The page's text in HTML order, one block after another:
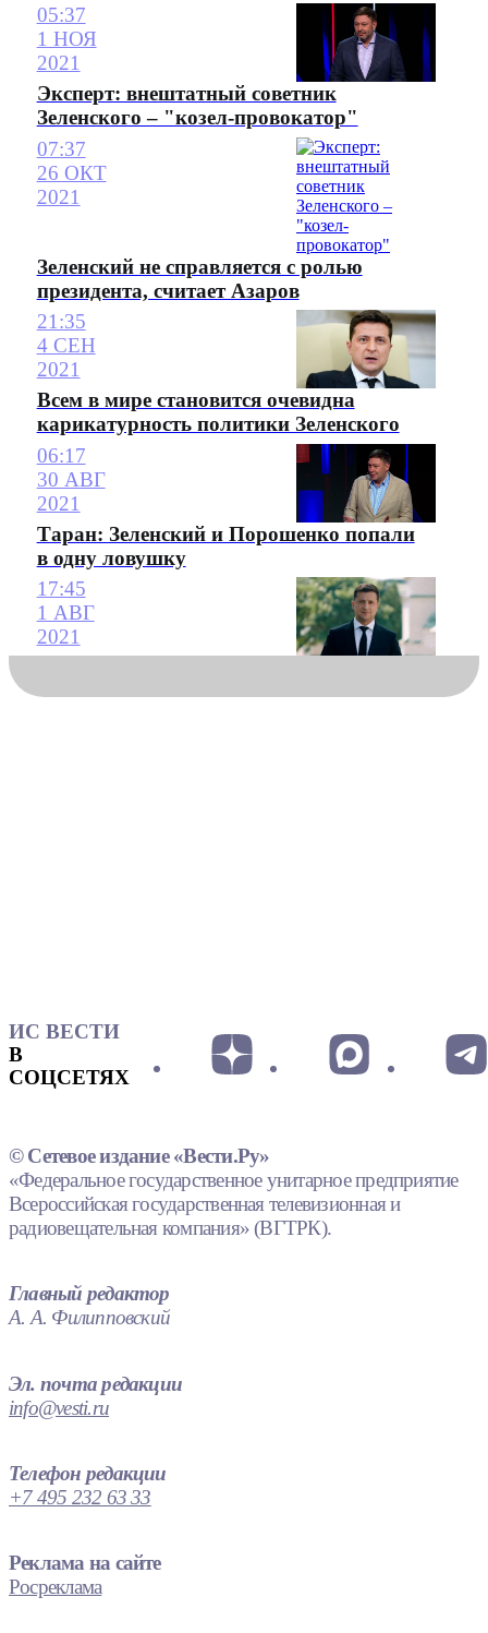
05:37
1 НОЯ
2021
Эксперт: внештатный советник
Зеленского – "козел-провокатор"
07:37
26 ОКТ
2021
Зеленский не справляется с ролью
президента, считает Азаров
21:35
4 СЕН
2021
Всем в мире становится очевидна
карикатурность политики Зеленского
06:17
30 АВГ
2021
Таран: Зеленский и Порошенко попали
в одну ловушку
17:45
1 АВГ
2021
ИС ВЕСТИ
В
СОЦСЕТЯХ
© Сетевое издание «Вести.Ру»
«Федеральное государственное унитарное предприятие
Всероссийская государственная телевизионная и
радиовещательная компания» (ВГТРК).
Главный редактор
А. А. Филипповский
Эл. почта редакции
info@vesti.ru
Телефон редакции
+7 495 232 63 33
Реклама на сайте
Росреклама